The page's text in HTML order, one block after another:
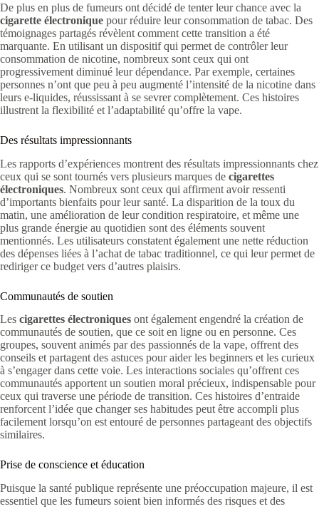
De plus en plus de fumeurs ont décidé de tenter leur chance avec la
cigarette électronique pour réduire leur consommation de tabac. Des
témoignages partagés révèlent comment cette transition a été
marquante. En utilisant un dispositif qui permet de contrôler leur
consommation de nicotine, nombreux sont ceux qui ont
progressivement diminué leur dépendance. Par exemple, certaines
personnes n’ont que peu à peu augmenté l’intensité de la nicotine dans
leurs e-liquides, réussissant à se sevrer complètement. Ces histoires
illustrent la flexibilité et l’adaptabilité qu’offre la vape.
Des résultats impressionnants
Les rapports d’expériences montrent des résultats impressionnants chez
ceux qui se sont tournés vers plusieurs marques de cigarettes
électroniques. Nombreux sont ceux qui affirment avoir ressenti
d’importants bienfaits pour leur santé. La disparition de la toux du
matin, une amélioration de leur condition respiratoire, et même une
plus grande énergie au quotidien sont des éléments souvent
mentionnés. Les utilisateurs constatent également une nette réduction
des dépenses liées à l’achat de tabac traditionnel, ce qui leur permet de
rediriger ce budget vers d’autres plaisirs.
Communautés de soutien
Les cigarettes électroniques ont également engendré la création de
communautés de soutien, que ce soit en ligne ou en personne. Ces
groupes, souvent animés par des passionnés de la vape, offrent des
conseils et partagent des astuces pour aider les beginners et les curieux
à s’engager dans cette voie. Les interactions sociales qu’offrent ces
communautés apportent un soutien moral précieux, indispensable pour
ceux qui traverse une période de transition. Ces histoires d’entraide
renforcent l’idée que changer ses habitudes peut être accompli plus
facilement lorsqu’on est entouré de personnes partageant des objectifs
similaires.
Prise de conscience et éducation
Puisque la santé publique représente une préoccupation majeure, il est
essentiel que les fumeurs soient bien informés des risques et des